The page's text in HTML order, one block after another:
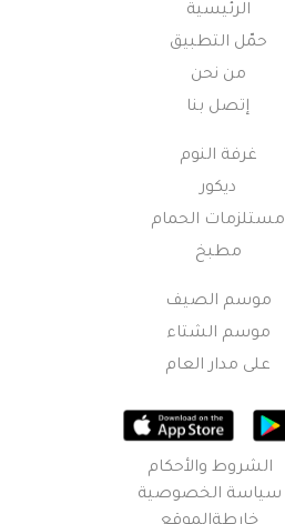
الرئيسية
حمّل التطبيق
من نحن
إتصل بنا
غرفة النوم
ديكور
مستلزمات الحمام
مطبخ
موسم الصيف
موسم الشتاء
على مدار العام
الشروط والأحكام
سياسة الخصوصية